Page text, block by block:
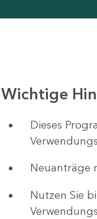
Wichtige
Dieses
Neuanträge
Nutzen Sie